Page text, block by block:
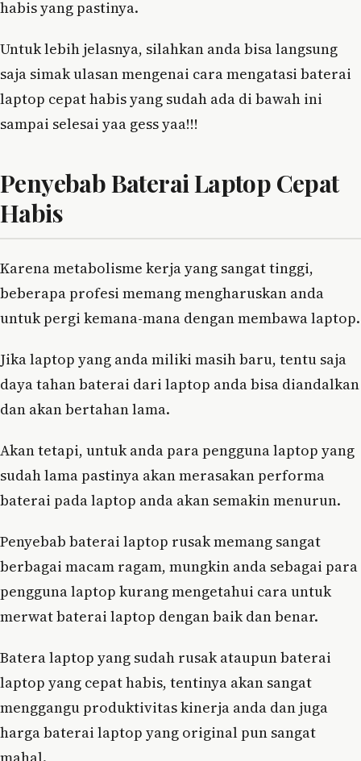
habis yang pastinya.
Untuk lebih jelasnya, silahkan anda bisa langsung
saja simak ulasan mengenai cara mengatasi baterai
laptop cepat habis yang sudah ada di bawah ini
sampai selesai yaa gess yaa!!!
Penyebab Baterai Laptop Cepat
Habis
Karena metabolisme kerja yang sangat tinggi,
beberapa profesi memang mengharuskan anda
untuk pergi kemana-mana dengan membawa laptop.
Jika laptop yang anda miliki masih baru, tentu saja
daya tahan baterai dari laptop anda bisa diandalkan
dan akan bertahan lama.
Akan tetapi, untuk anda para pengguna laptop yang
sudah lama pastinya akan merasakan performa
baterai pada laptop anda akan semakin menurun.
Penyebab baterai laptop rusak memang sangat
berbagai macam ragam, mungkin anda sebagai para
pengguna laptop kurang mengetahui cara untuk
merwat baterai laptop dengan baik dan benar.
Batera laptop yang sudah rusak ataupun baterai
laptop yang cepat habis, tentinya akan sangat
menggangu produktivitas kinerja anda dan juga
harga baterai laptop yang original pun sangat